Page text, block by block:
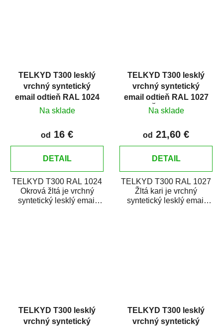
TELKYD T300 lesklý
vrchný syntetický
email odtieň RAL 1024
Okrová žltá
Na sklade
od 16 €
DETAIL
TELKYD T300 RAL 1024
Okrová žltá je vrchný
syntetický lesklý email
TELKYD T300 lesklý
vrchný syntetický
email odtieň RAL 1027
Žltá kari
Na sklade
od 21,60 €
DETAIL
TELKYD T300 RAL 1027
Žltá kari je vrchný
syntetický lesklý email
TELKYD T300 lesklý
vrchný syntetický
TELKYD T300 lesklý
vrchný syntetický